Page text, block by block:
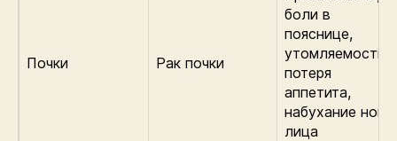
Почки Рак почки
боли в
пояснице,
утомляемость,
потеря
аппетита,
набухание ног и
лица